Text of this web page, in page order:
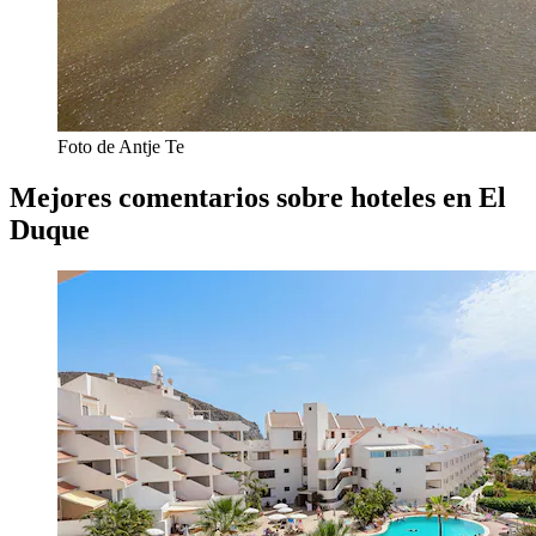
Foto de Antje Te
Mejores comentarios sobre hoteles en El
Duque